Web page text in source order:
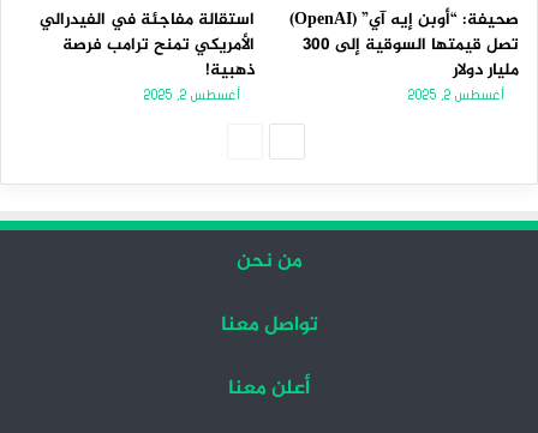
صحيفة: “أوبن إيه آي” (OpenAI)
تصل قيمتها السوقية إلى 300
مليار دولار
أغسطس 2, 2025
استقالة مفاجئة في الفيدرالي
الأمريكي تمنح ترامب فرصة
ذهبية!
أغسطس 2, 2025
من نحن
تواصل معنا
أعلن معنا